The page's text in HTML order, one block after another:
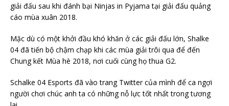
giải đấu sau khi đánh bại Ninjas in Pyjama tại giải đấu quảng
cáo mùa xuân 2018.
Mặc dù có một khởi đầu khó khăn ở các giải đấu lớn, Shalke
04 đã tiến bộ chậm chạp khi các mùa giải trôi qua để đến
Chung kết Mùa hè 2018, nơi cuối cùng họ thua G2.
Schalke 04 Esports đã vào trang Twitter của mình để ca ngợi
người chơi chúc anh ta có những nỗ lực tốt nhất trong tương